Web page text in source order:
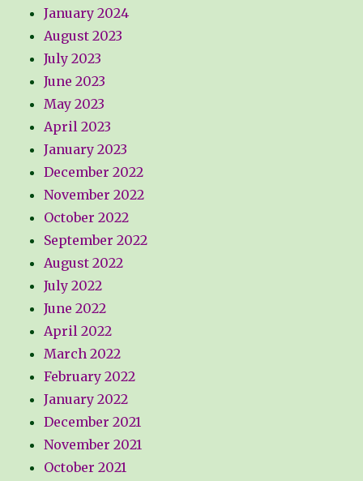
January 2024
August 2023
July 2023
June 2023
May 2023
April 2023
January 2023
December 2022
November 2022
October 2022
September 2022
August 2022
July 2022
June 2022
April 2022
March 2022
February 2022
January 2022
December 2021
November 2021
October 2021